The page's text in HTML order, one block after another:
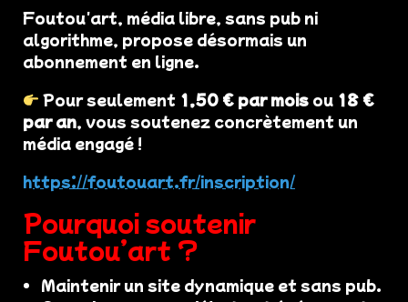
Foutou'art, média libre, sans pub ni
algorithme, propose désormais un
abonnement en ligne.
Pour seulement 1,50 € par mois ou 18 €
par an, vous soutenez concrètement un
média engagé !
https://foutouart.fr/inscription/
Pourquoi soutenir
Foutou’art ?
Maintenir un site dynamique et sans pub.